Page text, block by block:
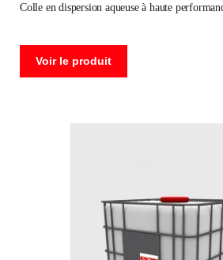
colle en dispersion aqueuse à haute
Voir le produit